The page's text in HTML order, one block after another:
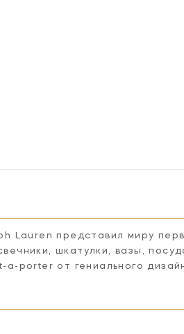
Lauren представил миру
шкатулки, вазы,
porter от гениального